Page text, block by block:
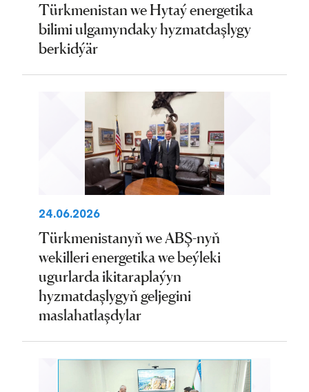
Türkmenistan we Hytaý energetika
bilimi ulgamyndaky hyzmatdaşlygy
berkidýär
24.06.2026
Türkmenistanyň we ABŞ-nyň
wekilleri energetika we beýleki
ugurlarda ikitaraplaýyn
hyzmatdaşlygyň geljegini
maslahatlaşdylar